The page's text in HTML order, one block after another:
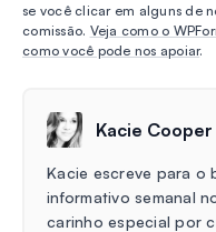
se você clicar em alguns de
comissão. Veja como o
como você pode nos apoiar.
Kacie Cooper
Kacie escreve para o
informativo semanal
carinho especial por